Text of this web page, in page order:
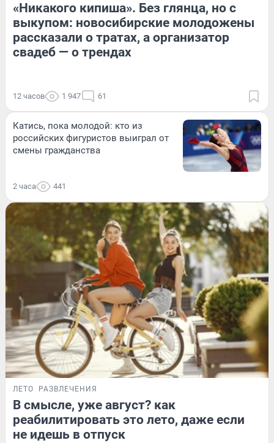
«Никакого кипиша». Без глянца, но с
выкупом: новосибирские молодожены
рассказали о тратах, а организатор
свадеб — о трендах
12 часов 1 947 61
Катись, пока молодой: кто из
российских фигуристов выиграл от
смены гражданства
2 часа 441
ЛЕТО РАЗВЛЕЧЕНИЯ
В смысле, уже август? как
реабилитировать это лето, даже если
не идешь в отпуск